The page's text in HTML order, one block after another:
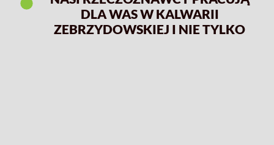
DLA WAS W KALWARII
ZEBRZYDOWSKIEJ I NIE TYLKO